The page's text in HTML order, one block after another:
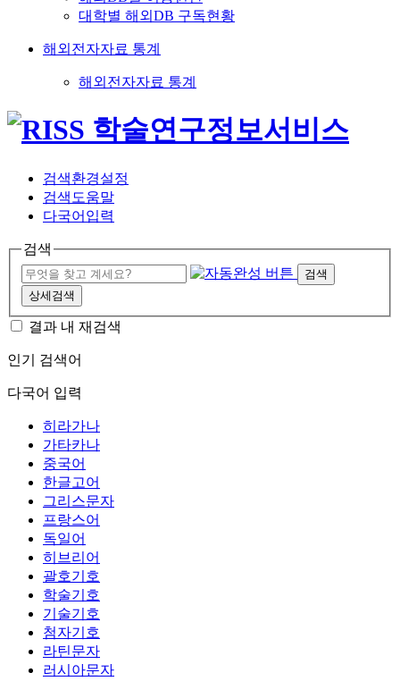
대학별 해외DB 구독현황
해외전자자료 통계
해외전자자료 통계
검색환경설정
검색도움말
다국어입력
검색
검색
상세검색
결과 내 재검색
인기 검색어
다국어 입력
히라가나
가타카나
중국어
한글고어
그리스문자
프랑스어
독일어
히브리어
괄호기호
학술기호
기술기호
첨자기호
라틴문자
러시아문자